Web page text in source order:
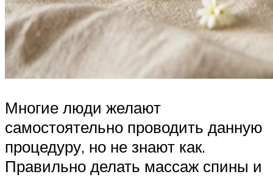
Многие люди желают
самостоятельно проводить данную
процедуру, но не знают как.
Правильно делать массаж спины и